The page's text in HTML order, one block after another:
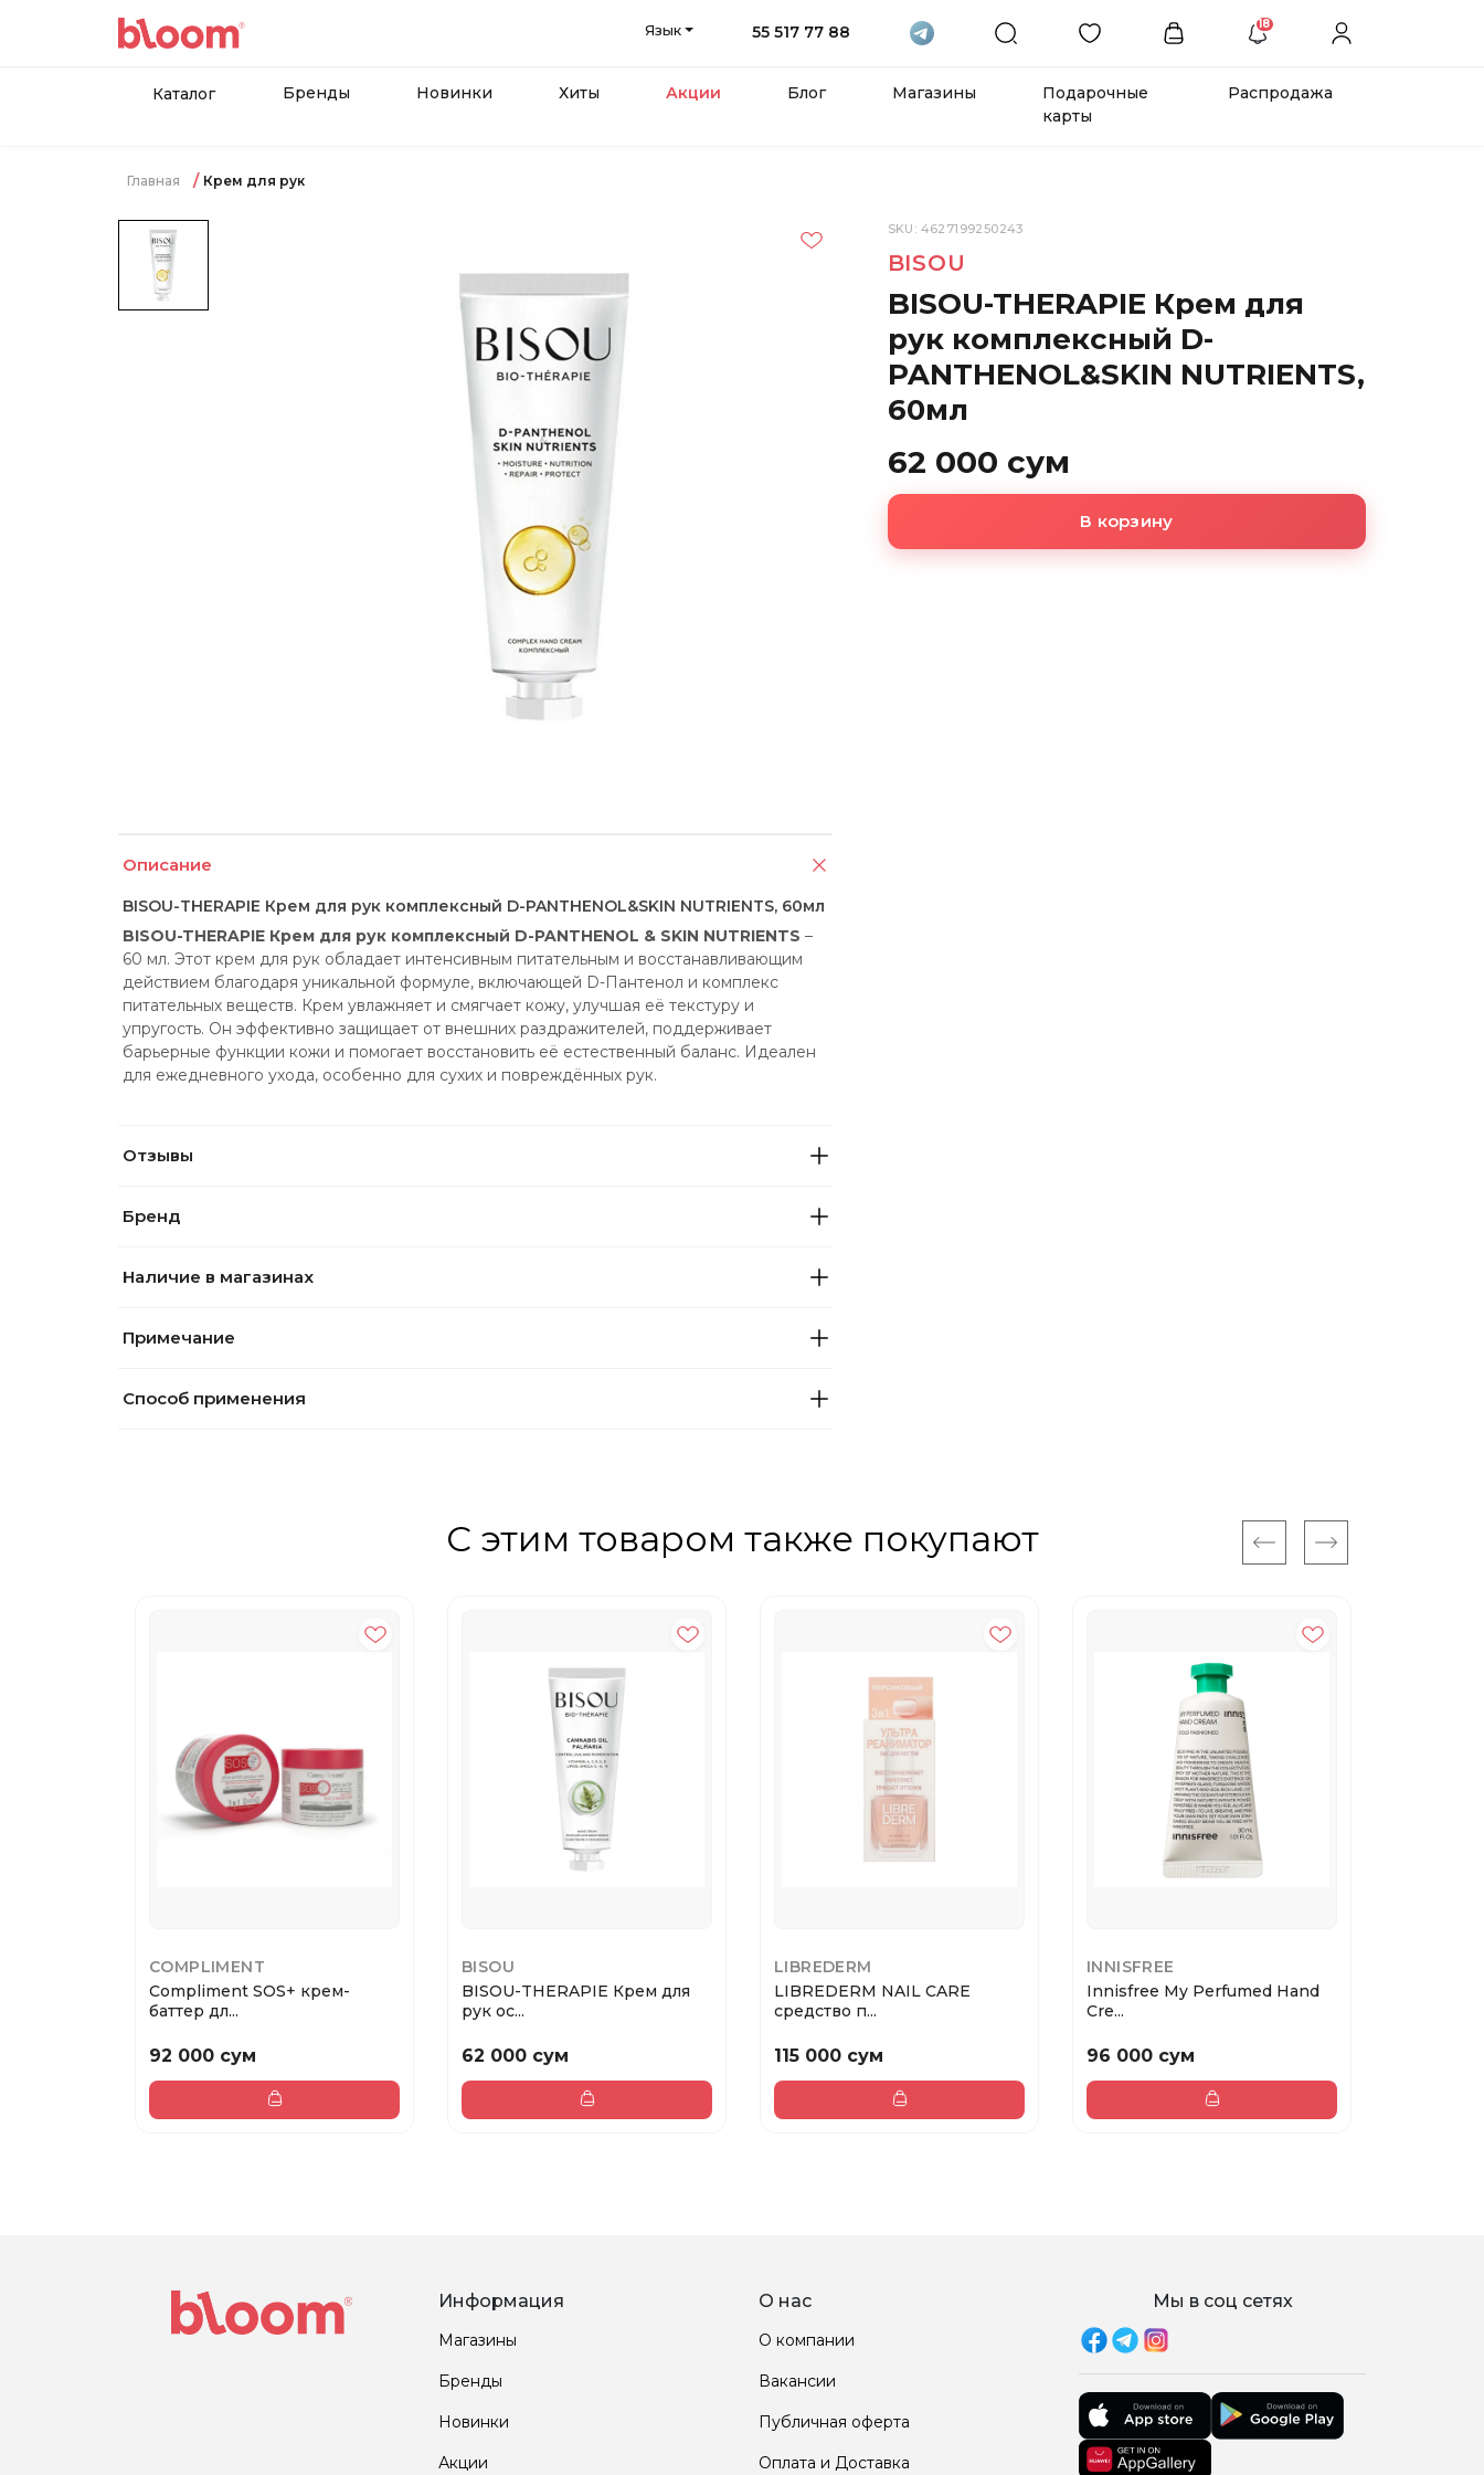
Язык 55 517 77 88 18
Каталог Бренды Новинки Хиты Акции Блог Магазины
Подарочные
карты
Распродажа
Главная Крем для рук
Описание
BISOU-THERAPIE Крем для рук комплексный D-PANTHENOL&SKIN NUTRIENTS, 60мл
BISOU-THERAPIE Крем для рук комплексный D-PANTHENOL & SKIN NUTRIENTS –
60 мл. Этот крем для рук обладает интенсивным питательным и восстанавливающим
действием благодаря уникальной формуле, включающей D-Пантенол и комплекс
питательных веществ. Крем увлажняет и смягчает кожу, улучшая её текстуру и
упругость. Он эффективно защищает от внешних раздражителей, поддерживает
барьерные функции кожи и помогает восстановить её естественный баланс. Идеален
для ежедневного ухода, особенно для сухих и повреждённых рук.
Отзывы
Бренд
Наличие в магазинах
Примечание
Способ применения
SKU: 4627199250243
BISOU
BISOU-THERAPIE Крем для
рук комплексный D-
PANTHENOL&SKIN NUTRIENTS,
60мл
62 000 сум
В корзину
С этим товаром также покупают
COMPLIMENT
Compliment SOS+ крем-
баттер дл...
92 000 сум
BISOU
BISOU-THERAPIE Крем для
рук ос...
62 000 сум
LIBREDERM
LIBREDERM NAIL CARE
средство п...
115 000 сум
INNISFREE
Innisfree My Perfumed Hand
Cre...
96 000 сум
Информация
Магазины
Бренды
Новинки
Акции
О нас
О компании
Вакансии
Публичная оферта
Оплата и Доставка
Мы в соц сетях